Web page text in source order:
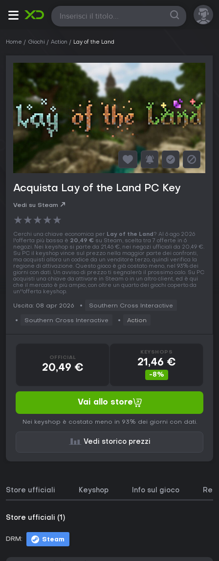
Tutte
Home Giochi Action Lay of the Land
Acquista Lay of the Land PC Key
Vedi su Steam
★★★★★
Cerchi una chiave economica per Lay of the Land? Al 6 ago 2026
l'offerta più bassa è 20,49 € su Steam, scelta tra 7 offerte in 6
negozi. Nei keyshop si parte da 21,46 €, nei negozi ufficiali da 20,49 €.
Su PC il keyshop vince sul prezzo nella maggior parte dei confronti,
ma acquisti allora un codice da un venditore terzo, quindi verifica la
regione di attivazione. Questo gioco è già costato meno, nel 93% dei
giorni con dati. Un avviso di prezzo ti segnalerà il prossimo calo. Su PC
acquisti una chiave da attivare in Steam o in un altro client, ed è qui
che il mercato è più ampio, con oltre un quarto dei giochi coperto da
un''offerta keyshop.
Uscita: 08 apr 2026 Southern Cross Interactive
Southern Cross Interactive Action
OFFICIAL
20,49 €
KEYSHOPS
21,46 €
-8%
Vai allo store
Nei keyshop è costato meno in 93% dei giorni con dati.
Vedi storico prezzi
Store ufficiali Keyshop Info sul gioco
Store ufficiali (1)
DRM: Steam